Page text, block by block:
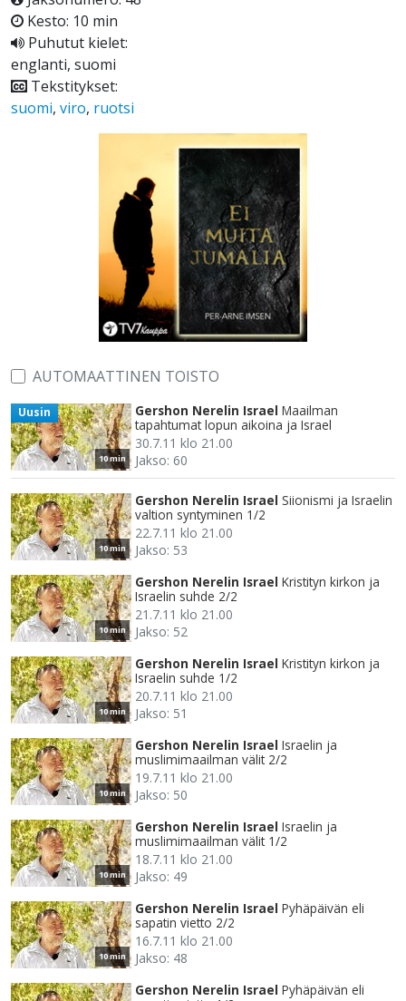
Kesto: 10 min
Puhutut kielet:
englanti, suomi
Tekstitykset:
suomi, viro, ruotsi
AUTOMAATTINEN TOISTO
10 min
Uusin Gershon Nerelin Israel Maailman
tapahtumat lopun aikoina ja Israel
30.7.11 klo 21.00
Jakso: 60
10 min
Gershon Nerelin Israel Siionismi ja Israelin
valtion syntyminen 1/2
22.7.11 klo 21.00
Jakso: 53
10 min
Gershon Nerelin Israel Kristityn kirkon ja
Israelin suhde 2/2
21.7.11 klo 21.00
Jakso: 52
10 min
Gershon Nerelin Israel Kristityn kirkon ja
Israelin suhde 1/2
20.7.11 klo 21.00
Jakso: 51
10 min
Gershon Nerelin Israel Israelin ja
muslimimaailman välit 2/2
19.7.11 klo 21.00
Jakso: 50
10 min
Gershon Nerelin Israel Israelin ja
muslimimaailman välit 1/2
18.7.11 klo 21.00
Jakso: 49
10 min
Gershon Nerelin Israel Pyhäpäivän eli
sapatin vietto 2/2
16.7.11 klo 21.00
Jakso: 48
Gershon Nerelin Israel Pyhäpäivän eli